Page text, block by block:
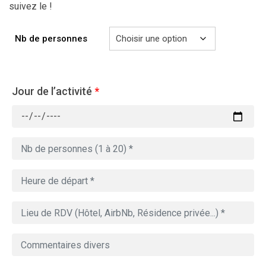
suivez le !
Nb de personnes
Jour de l’activité *